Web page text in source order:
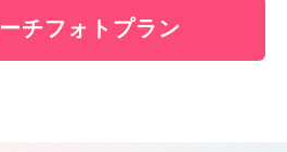
チフォトプラン